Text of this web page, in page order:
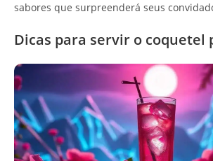
sabores que surpreenderá seus
Dicas para servir o coquetel